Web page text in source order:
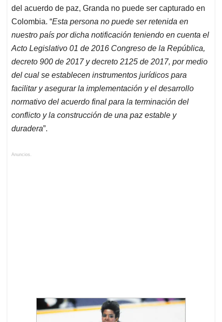
del acuerdo de paz, Granda no puede ser capturado en
Colombia. “Esta persona no puede ser retenida en
nuestro país por dicha notificación teniendo en cuenta el
Acto Legislativo 01 de 2016 Congreso de la República,
decreto 900 de 2017 y decreto 2125 de 2017, por medio
del cual se establecen instrumentos jurídicos para
facilitar y asegurar la implementación y el desarrollo
normativo del acuerdo final para la terminación del
conflicto y la construcción de una paz estable y
duradera”.
Anuncios.